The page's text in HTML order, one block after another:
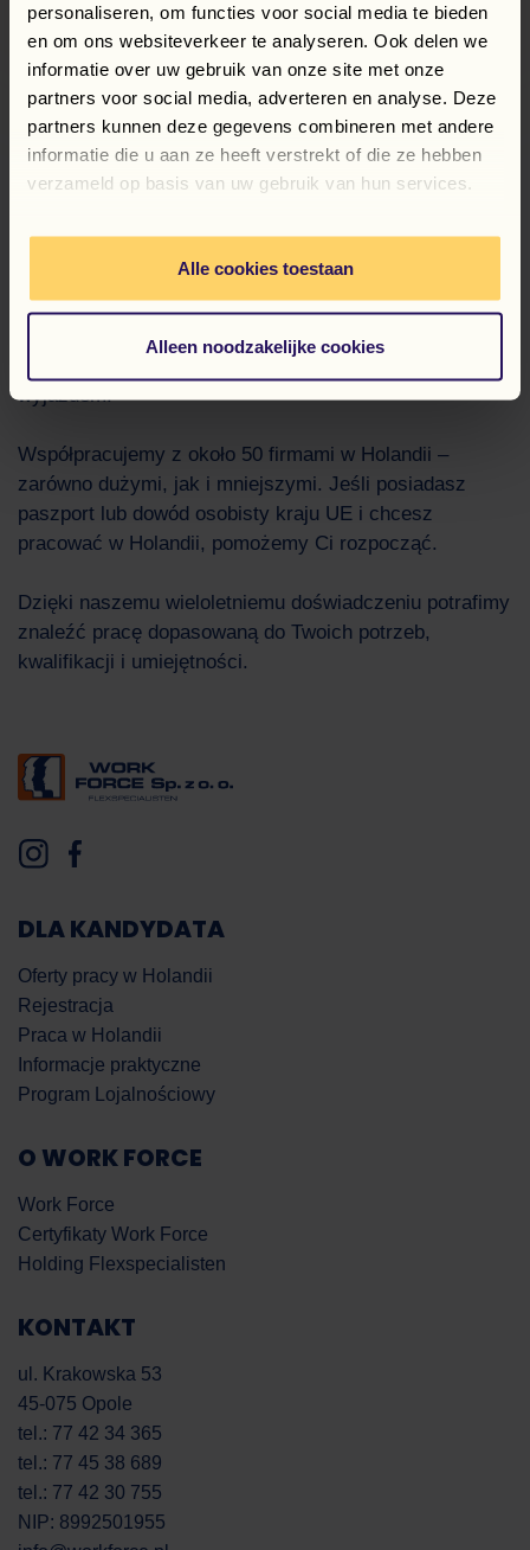
personaliseren, om functies voor social media te bieden
en om ons websiteverkeer te analyseren. Ook delen we
informatie over uw gebruik van onze site met onze
partners voor social media, adverteren en analyse. Deze
partners kunnen deze gegevens combineren met andere
informatie die u aan ze heeft verstrekt of die ze hebben
verzameld op basis van uw gebruik van hun services.
Alle cookies toestaan
Alleen noodzakelijke cookies
Wszystko, czego potrzebujesz na start w Holandii
DOŚWIADCZENIE I
NIEZAWODNOŚĆ
Działamy w Holandii od 1993 roku. Od 2007 roku, po
połączeniu z „Temp Solution”, funkcjonujemy jako
potrzebujesz, aby rozpocząć pracę: zakwaterowanie,
ubezpieczenie, transport do Holandii i do pracy,
wsparcie dla pracowników międzynarodowych oraz
wyjazdem.
Współpracujemy z około 50 firmami w Holandii –
zarówno dużymi, jak i mniejszymi. Jeśli posiadasz
paszport lub dowód osobisty kraju UE i chcesz
pracować w Holandii, pomożemy Ci rozpocząć.
Dzięki naszemu wieloletniemu doświadczeniu potrafimy
znaleźć pracę dopasowaną do Twoich potrzeb,
kwalifikacji i umiejętności.
DLA KANDYDATA
Oferty pracy w Holandii
Rejestracja
Praca w Holandii
Informacje praktyczne
Program Lojalnościowy
O WORK FORCE
Work Force
Certyfikaty Work Force
Holding Flexspecialisten
KONTAKT
ul. Krakowska 53
45-075 Opole
tel.: 77 42 34 365
tel.: 77 45 38 689
tel.: 77 42 30 755
NIP: 8992501955